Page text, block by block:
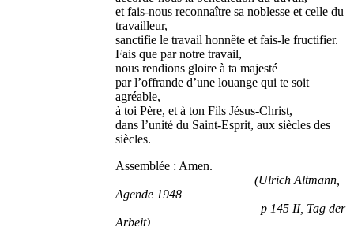
et fais-nous reconnaître sa noblesse et celle du
travailleur,
sanctifie le travail honnête et fais-le fructifier.
Fais que par notre travail,
nous rendions gloire à ta majesté
par l’offrande d’une louange qui te soit
agréable,
à toi Père, et à ton Fils Jésus-Christ,
dans l’unité du Saint-Esprit, aux siècles des
siècles.
Assemblée : Amen.
(Ulrich Altmann,
Agende 1948
p 145 II, Tag der
Arbeit)